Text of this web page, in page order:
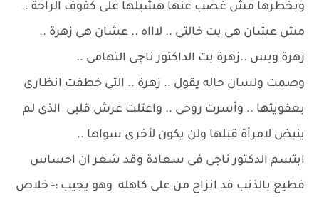
وبخطرها مش غصب عنها هشيلها على كفوف الراحة ..
مش عشان هى بت خالتى .. لاااه .. عشان هى زهرة ..
زهرة وبس ..زهرة بت الداكتور ناچى التهامى ..
وصمت ولسان حاله يقول .. زهرة .. التى خطفت انظارى
بعفويتها .. وأسرت روحى .. واعتلت عرش قلبى الذى لم
ينبض لامرأة قبلها ولن يكون لأخرى سواها ..
ابتسم الدكتور ناجى فى سعادة وقد شعر ان احساس
فظيع بالذنب قد انزاح من على كاهله وهو يجيب :- خلاص